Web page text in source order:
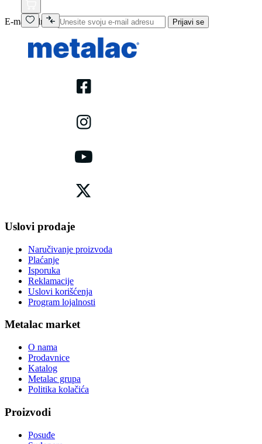
E-mail adresa Prijavi se
Uslovi prodaje
Naručivanje proizvoda
Plaćanje
Isporuka
Reklamacije
Uslovi korišćenja
Program lojalnosti
Metalac market
O nama
Prodavnice
Katalog
Metalac grupa
Politika kolačića
Proizvodi
Posuđe